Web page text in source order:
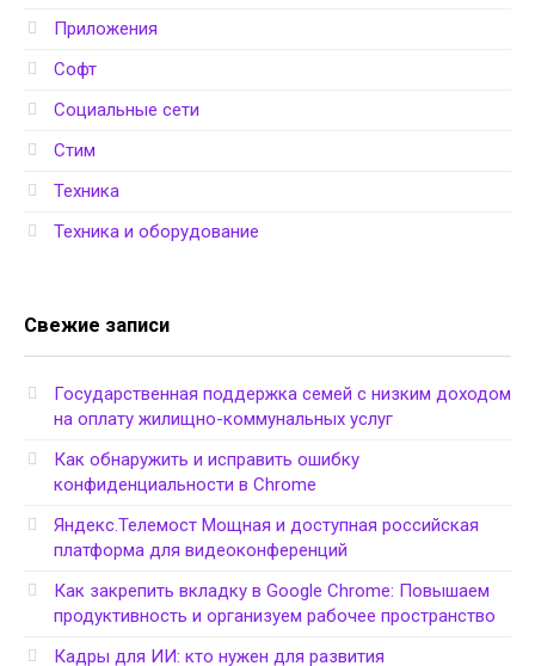
Приложения
Софт
Социальные сети
Стим
Техника
Техника и оборудование
Свежие записи
Государственная поддержка семей с низким доходом
на оплату жилищно-коммунальных услуг
Как обнаружить и исправить ошибку
конфиденциальности в Chrome
Яндекс.Телемост Мощная и доступная российская
платформа для видеоконференций
Как закрепить вкладку в Google Chrome: Повышаем
продуктивность и организуем рабочее пространство
Кадры для ИИ: кто нужен для развития